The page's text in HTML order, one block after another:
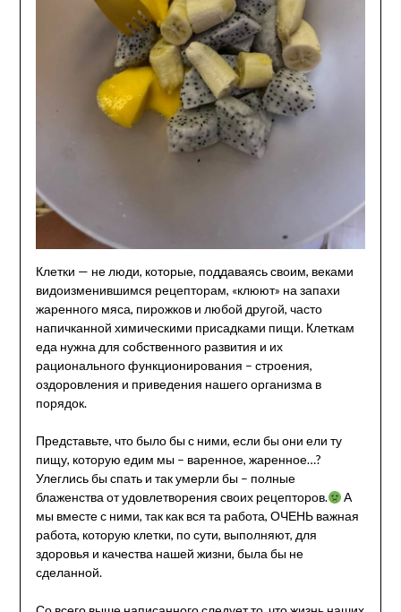
Клетки — не люди, которые, поддаваясь своим, веками
видоизменившимся рецепторам, «клюют» на запахи
жаренного мяса, пирожков и любой другой, часто
напичканной химическими присадками пищи. Клеткам
еда нужна для собственного развития и их
рационального функционирования – строения,
оздоровления и приведения нашего организма в
порядок.
Представьте, что было бы с ними, если бы они ели ту
пищу, которую едим мы – варенное, жаренное…?
Улеглись бы спать и так умерли бы – полные
блаженства от удовлетворения своих рецепторов.
А
мы вместе с ними, так как вся та работа, ОЧЕНЬ важная
работа, которую клетки, по сути, выполняют, для
здоровья и качества нашей жизни, была бы не
сделанной.